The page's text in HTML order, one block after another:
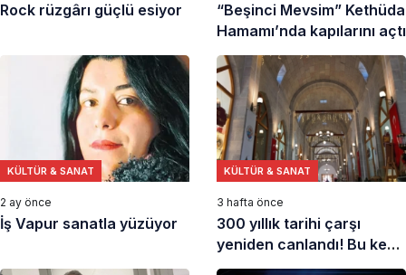
Rock rüzgârı güçlü esiyor
“Beşinci Mevsim” Kethüda
Hamamı’nda kapılarını açtı
KÜLTÜR & SANAT
2 ay önce
İş Vapur sanatla yüzüyor
KÜLTÜR & SANAT
3 hafta önce
300 yıllık tarihi çarşı
yeniden canlandı! Bu kez
kadınların emeğiyle hayat